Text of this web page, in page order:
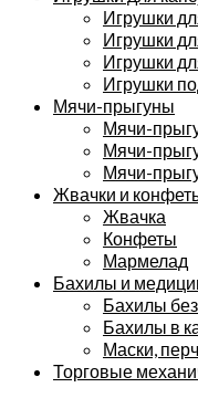
Игрушки
Игрушки
Игрушки
Игрушки
Мячи-прыгуны
Мячи-
Мячи-
Мячи-
Жвачки и
Жвачка
Конфеты
Мармелад
Бахилы и
Бахилы
Бахилы в
Маски,
Торговые